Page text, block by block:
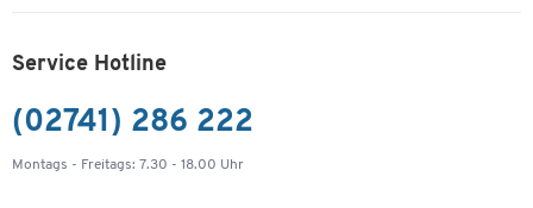
Service Hotline
(02741) 286 222
Montags - Freitags: 7.30 - 18.00 Uhr